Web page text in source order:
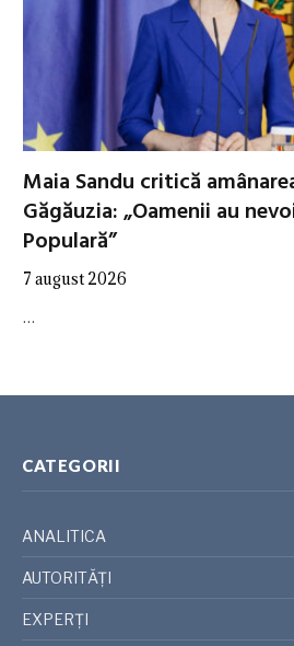
Maia Sandu critică
Găgăuzia: „Oamenii au
Populară”
7 august 2026
…
CATEGORII
ANALITICA
AUTORITĂȚI
EXPERȚI